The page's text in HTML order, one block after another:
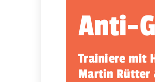
Anti-
Trainiere mit
Martin Rütter